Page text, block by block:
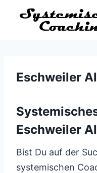
Inhalt
Eschweiler
Eschweiler
Bist Du auf der
systemischen